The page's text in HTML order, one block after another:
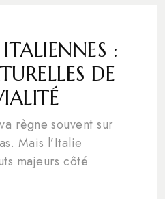
ITALIENNES :
DE
règne souvent sur
Mais l’Italie
majeurs côté